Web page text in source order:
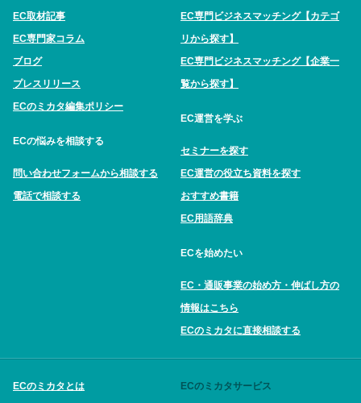
EC取材記事
EC専門家コラム
ブログ
プレスリリース
ECのミカタ編集ポリシー
ECの悩みを相談する
問い合わせフォームから相談する
電話で相談する
EC専門ビジネスマッチング【カテゴ
リから探す】
EC専門ビジネスマッチング【企業一
覧から探す】
EC運営を学ぶ
セミナーを探す
EC運営の役立ち資料を探す
おすすめ書籍
EC用語辞典
ECを始めたい
EC・通販事業の始め方・伸ばし方の
情報はこちら
ECのミカタに直接相談する
ECのミカタとは
ECのミカタサービス